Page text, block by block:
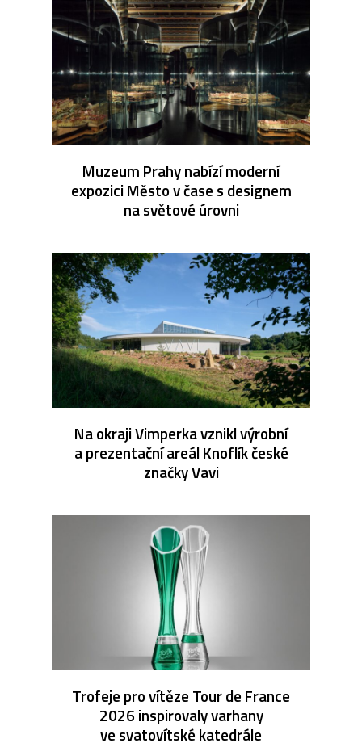
Muzeum Prahy nabízí moderní
expozici Město v čase s designem
na světové úrovni
Na okraji Vimperka vznikl výrobní
a prezentační areál Knoflík české
značky Vavi
Trofeje pro vítěze Tour de France
2026 inspirovaly varhany
ve svatovítské katedrále